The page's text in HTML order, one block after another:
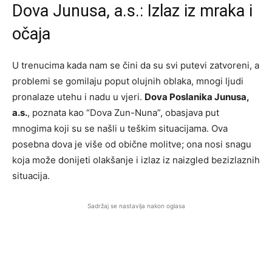
Dova Junusa, a.s.: Izlaz iz mraka i
očaja
U trenucima kada nam se čini da su svi putevi zatvoreni, a
problemi se gomilaju poput olujnih oblaka, mnogi ljudi
pronalaze utehu i nadu u vjeri. Dova Poslanika Junusa,
a.s., poznata kao “Dova Zun-Nuna”, obasjava put
mnogima koji su se našli u teškim situacijama. Ova
posebna dova je više od obične molitve; ona nosi snagu
koja može donijeti olakšanje i izlaz iz naizgled bezizlaznih
situacija.
Sadržaj se nastavlja nakon oglasa